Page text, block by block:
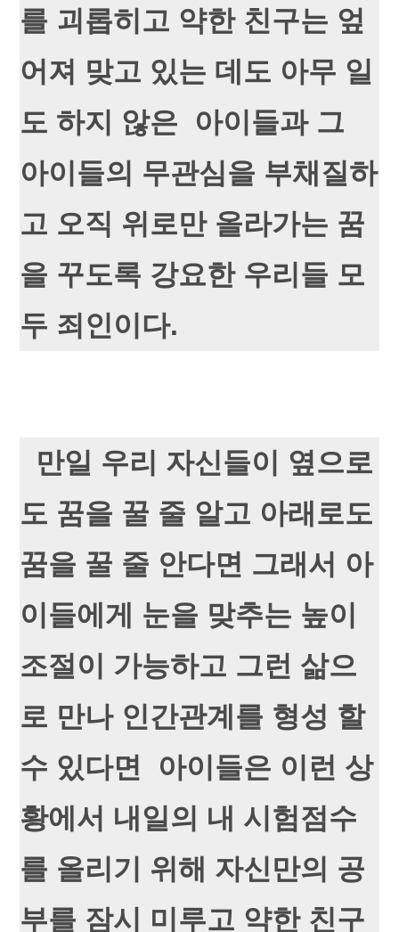
를 괴롭히고 약한 친구는 엎
어져 맞고 있는 데도 아무 일
도 하지 않은 아이들과 그
아이들의 무관심을 부채질하
고 오직 위로만 올라가는 꿈
을 꾸도록 강요한 우리들 모
두 죄인이다.
만일 우리 자신들이 옆으로
도 꿈을 꿀 줄 알고 아래로도
꿈을 꿀 줄 안다면 그래서 아
이들에게 눈을 맞추는 높이
조절이 가능하고 그런 삶으
로 만나 인간관계를 형성 할
수 있다면 아이들은 이런 상
황에서 내일의 내 시험점수
를 올리기 위해 자신만의 공
부를 잠시 미루고 약한 친구